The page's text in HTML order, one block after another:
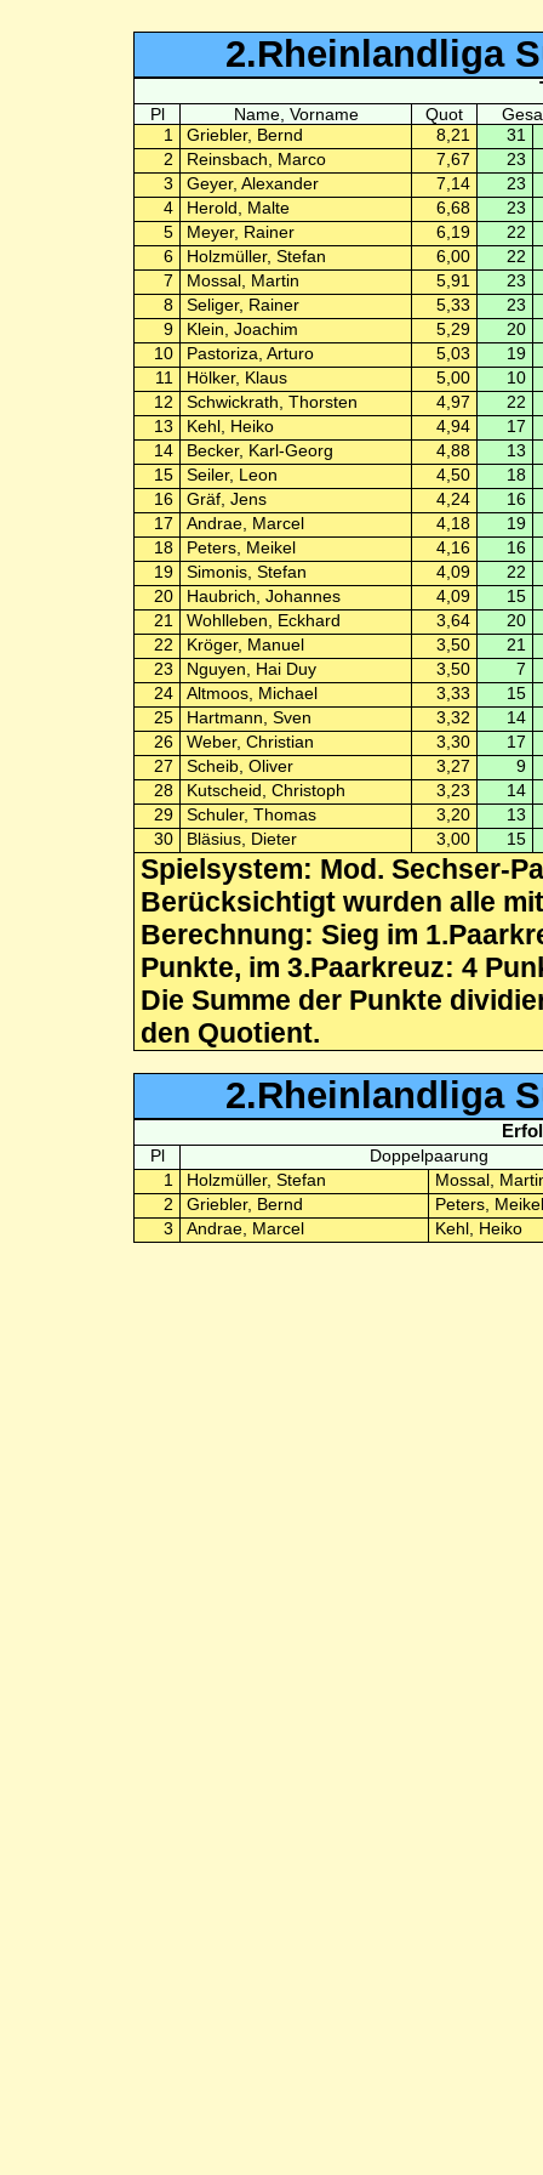
2.Rheinlandliga
Pl Name, Vorname Quot
1
Griebler, Bernd 8,21
31
2
Reinsbach, Marco 7,67
23
3
Geyer, Alexander 7,14
23
4
Herold, Malte 6,68
23
5
Meyer, Rainer 6,19
22
6
Holzmüller, Stefan 6,00
22
7
Mossal, Martin 5,91
23
8
Seliger, Rainer 5,33
23
9
Klein, Joachim 5,29
20
10
Pastoriza, Arturo 5,03
19
11
Hölker, Klaus 5,00
10
12
Schwickrath, Thorsten 4,97
22
13
Kehl, Heiko 4,94
17
14
Becker, Karl-Georg 4,88
13
15
Seiler, Leon 4,50
18
16
Gräf, Jens 4,24
16
17
Andrae, Marcel 4,18
19
18
Peters, Meikel 4,16
16
19
Simonis, Stefan 4,09
22
20
Haubrich, Johannes 4,09
15
21
Wohlleben, Eckhard 3,64
20
22
Kröger, Manuel 3,50
21
23
Nguyen, Hai Duy 3,50
7
24
Altmoos, Michael 3,33
15
25
Hartmann, Sven 3,32
14
26
Weber, Christian 3,30
17
27
Scheib, Oliver 3,27
9
28
Kutscheid, Christoph 3,23
14
29
Schuler, Thomas 3,20
13
30
Bläsius, Dieter 3,00 15
Spielsystem: Mod. Sechser-
Berücksichtigt wurden alle
Berechnung: Sieg im
Punkte, im 3.Paarkreuz: 4
Die Summe der Punkte
den Quotient.
2.Rheinlandliga
Pl
Doppelpaarung
1
Holzmüller, Stefan
Mossal,
2
Griebler, Bernd
Peters, Meikel
3
Andrae, Marcel Kehl, Heiko